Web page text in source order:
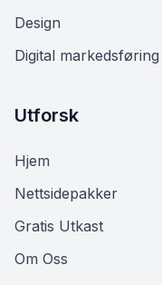
Design
Digital markedsføring
Utforsk
Hjem
Nettsidepakker
Gratis Utkast
Om Oss